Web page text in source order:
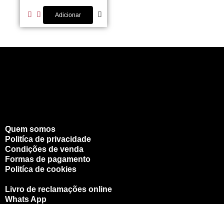
Adicionar
Quem somos
Politíca de privacidade
Condições de venda
Formas de pagamento
Politíca de cookies
Livro de reclamações online
Whats App